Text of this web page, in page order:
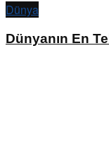
Dünya
Dünyanın En